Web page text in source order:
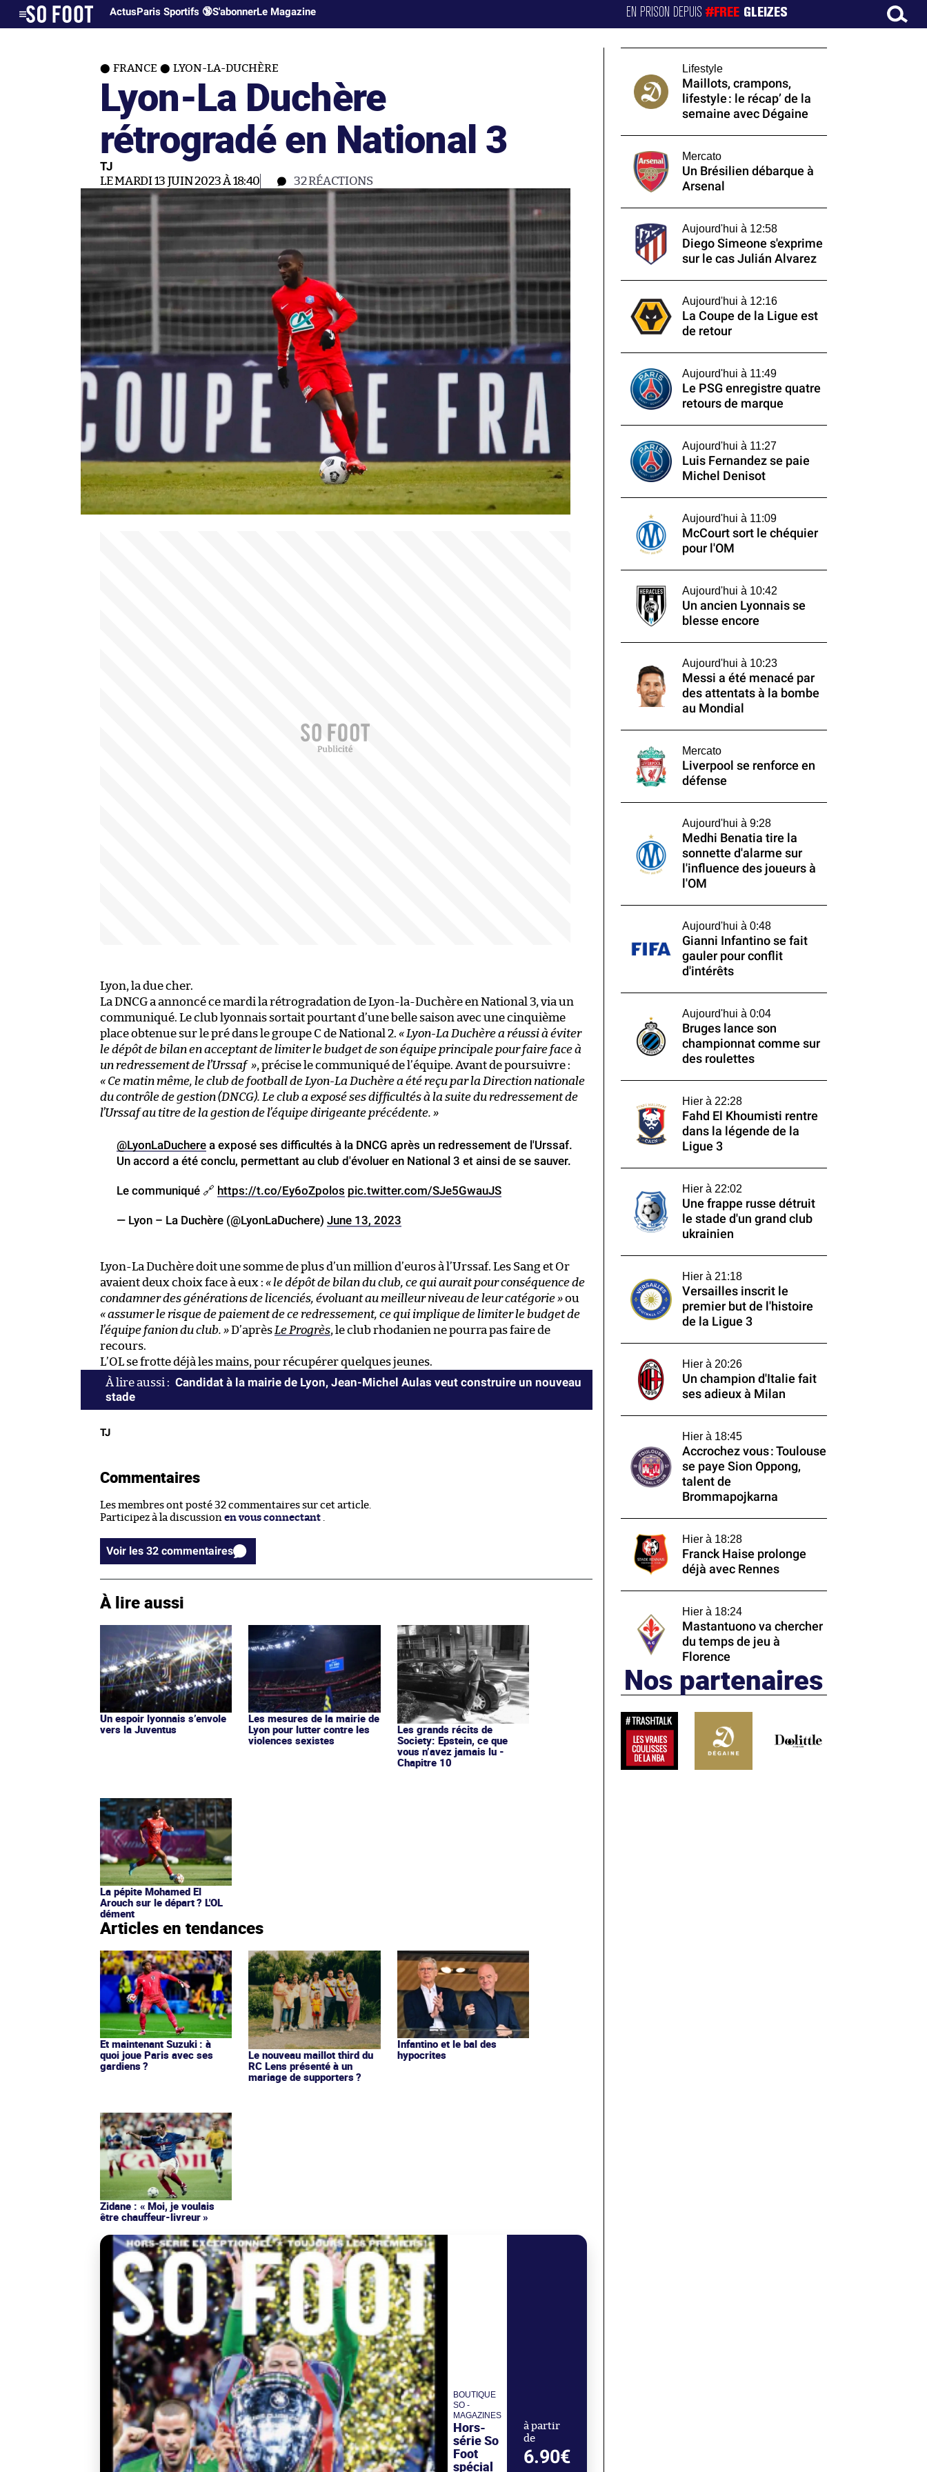
ActusParis Sportifs 🔞S'abonnerLe Magazine EN PRISON DEPUIS#FREE GLEIZES
FRANCE LYON-LA-DUCHÈRE
Lyon-La Duchère
rétrogradé en National 3
TJ
LE MARDI 13 JUIN 2023 À 18:40 32RÉACTIONS
Lyon, la due cher.
La DNCG a annoncé ce mardi la rétrogradation de Lyon-la-Duchère en National 3, via un
communiqué. Le club lyonnais sortait pourtant d’une belle saison avec une cinquième
place obtenue sur le pré dans le groupe C de National 2. « Lyon-La Duchère a réussi à éviter
le dépôt de bilan en acceptant de limiter le budget de son équipe principale pour faire face à
un redressement de l’Urssaf », précise le communiqué de l’équipe. Avant de poursuivre :
« Ce matin même, le club de football de Lyon-La Duchère a été reçu par la Direction nationale
du contrôle de gestion (DNCG). Le club a exposé ses difficultés à la suite du redressement de
l’Urssaf au titre de la gestion de l’équipe dirigeante précédente. »
@LyonLaDuchere a exposé ses difficultés à la DNCG après un redressement de l'Urssaf.
Un accord a été conclu, permettant au club d'évoluer en National 3 et ainsi de se sauver.
Le communiqué 🔗 https://t.co/Ey6oZpolos pic.twitter.com/SJe5GwauJS
— Lyon – La Duchère (@LyonLaDuchere) June 13, 2023
Lyon-La Duchère doit une somme de plus d’un million d’euros à l’Urssaf. Les Sang et Or
avaient deux choix face à eux : « le dépôt de bilan du club, ce qui aurait pour conséquence de
condamner des générations de licenciés, évoluant au meilleur niveau de leur catégorie »ou
« assumer le risque de paiement de ce redressement, ce qui implique de limiter le budget de
l’équipe fanion du club. »D’après Le Progrès, le club rhodanien ne pourra pas faire de
recours.
L’OL se frotte déjà les mains, pour récupérer quelques jeunes.
Candidat à la mairie de Lyon, Jean-Michel Aulas veut construire un nouveau
stade
TJ
Commentaires
Les membres ont posté 32 commentaires sur cet article.
Participez à la discussion en vous connectant
Voir les 32 commentaires
À lire aussi
Un espoir lyonnais s’envole
vers la Juventus
Les mesures de la mairie de
Lyon pour lutter contre les
violences sexistes
Les grands récits de
Society: Epstein, ce que
vous n’avez jamais lu -
Chapitre 10
La pépite Mohamed El
Arouch sur le départ ? L'OL
dément
Articles en tendances
Et maintenant Suzuki : à
quoi joue Paris avec ses
gardiens ?
Le nouveau maillot third du
RC Lens présenté à un
mariage de supporters ?
Infantino et le bal des
hypocrites
Zidane : « Moi, je voulais
être chauffeur-livreur »
BOUTIQUE
SO -
MAGAZINES
Hors-
série So
Foot
spécial
à partir
de
6.90€
Lifestyle
Maillots, crampons,
lifestyle : le récap’ de la
semaine avec Dégaine
Mercato
Un Brésilien débarque à
Arsenal
Aujourd'hui à 12:58
Diego Simeone s'exprime
sur le cas Julián Alvarez
Aujourd'hui à 12:16
La Coupe de la Ligue est
de retour
Aujourd'hui à 11:49
Le PSG enregistre quatre
retours de marque
Aujourd'hui à 11:27
Luis Fernandez se paie
Michel Denisot
Aujourd'hui à 11:09
McCourt sort le chéquier
pour l'OM
Aujourd'hui à 10:42
Un ancien Lyonnais se
blesse encore
Aujourd'hui à 10:23
Messi a été menacé par
des attentats à la bombe
au Mondial
Mercato
Liverpool se renforce en
défense
Aujourd'hui à 9:28
Medhi Benatia tire la
sonnette d'alarme sur
l'influence des joueurs à
l'OM
Aujourd'hui à 0:48
Gianni Infantino se fait
gauler pour conflit
d'intérêts
Aujourd'hui à 0:04
Bruges lance son
championnat comme sur
des roulettes
Hier à 22:28
Fahd El Khoumisti rentre
dans la légende de la
Ligue 3
Hier à 22:02
Une frappe russe détruit
le stade d'un grand club
ukrainien
Hier à 21:18
Versailles inscrit le
premier but de l'histoire
de la Ligue 3
Hier à 20:26
Un champion d'Italie fait
ses adieux à Milan
Hier à 18:45
Accrochez vous : Toulouse
se paye Sion Oppong,
talent de
Brommapojkarna
Hier à 18:28
Franck Haise prolonge
déjà avec Rennes
Hier à 18:24
Mastantuono va chercher
du temps de jeu à
Florence
Nos partenaires